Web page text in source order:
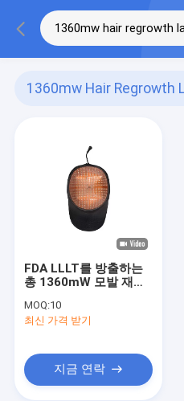
1360mw Hair Regrowth
FDA LLLT를 방출하는
총 1360mW 모발 재성
오드
MOQ:10
최신 가격 받기
지금 연락